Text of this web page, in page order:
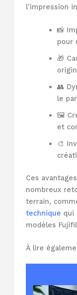
l’impression
📸
pour
🎁
👥
le
🖼️
et
🎨
Ces
nombreux
terrain,
technique qui
modèles
À lire